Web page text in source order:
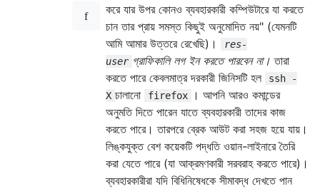
করে যার উপর কোনও ব্যবহারকারী কম্পিউটারে যা করতে
চান তার প্রায় সমস্ত কিছুই অনুমোদিত নয়" (যেমনটি
আমি আমার উত্তরে রেখেছি)।
res-
user গ্রাফিকালি লগ ইন করতে পারবেন না।তারা
করতে পারে কেবলমাত্র দরকারী জিনিসটি হল
ssh -
X চালানো firefox
। আপনি আরও কমান্ডের
অনুমতি দিতে পারেন যাতে ব্যবহারকারী তাদের কাজ
করতে পারে। তারপরে ব্রেক আউট করা সহজ হয়ে যায়।
লিঙ্কযুক্ত বেশ কয়েকটি পদ্ধতি ওয়ান-লাইনারে তৈরি
করা যেতে পারে (যা আক্রমণকারী সরবরাহ করতে পারে)।
ব্যবহারকারীরা যদি বিধিনিষেধকে সীমাবদ্ধ দেখতে পান